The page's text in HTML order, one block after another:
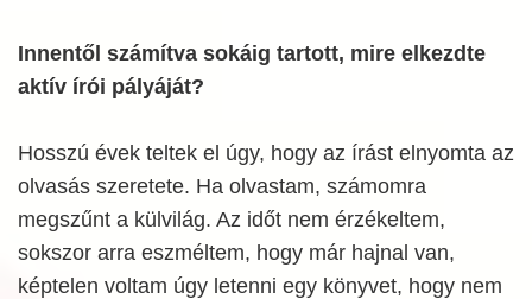
Innentől számítva sokáig tartott, mire elkezdte
aktív írói pályáját?
Hosszú évek teltek el úgy, hogy az írást elnyomta az
olvasás szeretete. Ha olvastam, számomra
megszűnt a külvilág. Az időt nem érzékeltem,
sokszor arra eszméltem, hogy már hajnal van,
képtelen voltam úgy letenni egy könyvet, hogy nem